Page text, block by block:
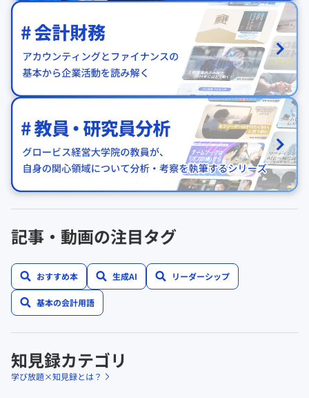
記事・動画の注目タグ
おすすめ本 生成AI リーダーシップ
基本の会計用語
知見録カテゴリ
学び放題×知見録とは？